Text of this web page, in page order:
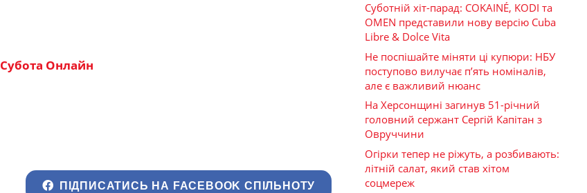
Субота Онлайн
ПІДПИСАТИСЬ НА FACEBOOK СПІЛЬНОТУ
Суботній хіт-парад: COKAINÉ, KODI та
OMEN представили нову версію Cuba
Libre & Dolce Vita
Не поспішайте міняти ці купюри: НБУ
поступово вилучає п’ять номіналів,
але є важливий нюанс
На Херсонщині загинув 51-річний
головний сержант Сергій Капітан з
Овруччини
Огірки тепер не ріжуть, а розбивають:
літній салат, який став хітом
соцмереж